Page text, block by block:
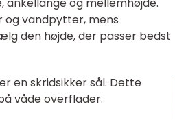
vandpytter, mens
den højde, der passer bedst
en skridsikker sål. Dette
våde overflader.